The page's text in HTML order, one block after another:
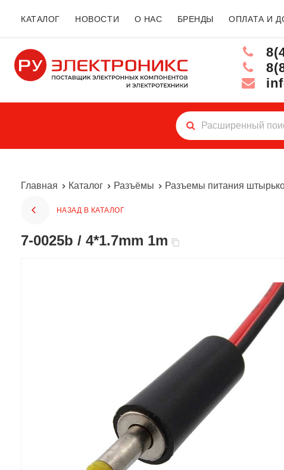
КАТАЛОГ НОВОСТИ О НАС БРЕНДЫ ОПЛАТА И
Главная Каталог Разъёмы Разъемы питания
НАЗАД В КАТАЛОГ
7-0025b / 4*1.7mm 1m